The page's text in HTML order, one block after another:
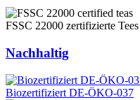
FSSC 22000 zertifizierte Tees
Nachhaltig
Biozertifiziert DE-ÖKO-037